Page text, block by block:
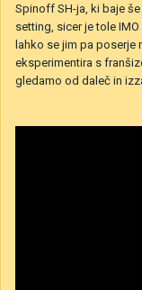
Spinoff SH-ja, ki baje
setting, sicer je tole
lahko se jim pa poserje
eksperimentira s
gledamo od daleč in